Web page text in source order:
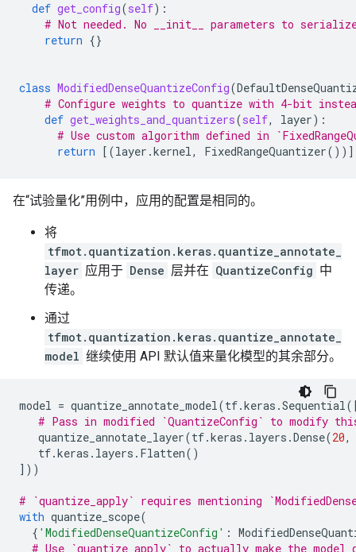
def get_config(self):
# Not needed. No __init__ parameters to
return {}
class ModifiedDenseQuantizeConfig(
# Configure weights to quantize with 4-bit
def get_weights_and_quantizers(self, layer):
# Use custom algorithm defined in
return [(layer .kernel, FixedRangeQuantizer())]
在“试验量化”用例中，应用的配置是相同的。
将
tfmot.quantization.keras.quantize_annotate_
layer 应用于 Dense 层并在 QuantizeConfig 中
传递。
通过
tfmot.quantization.keras.quantize_annotate_
model 继续使用 API ​​默认值来量化模型的其余部分。
model = quantize_annotate_model(tf.keras .Sequential
# Pass in modified `QuantizeConfig` to modify
quantize_annotate_layer(tf.keras . layers .Dense(20,
tf.keras . layers . Flatten()
]))
# `quantize_apply` requires mentioning
with quantize_scope(
{ 'ModifiedDenseQuantizeConfig' :
# Use `quantize_apply` to actually make the model